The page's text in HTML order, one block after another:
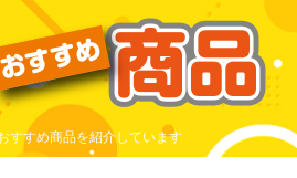
すすめ商品を紹介しています